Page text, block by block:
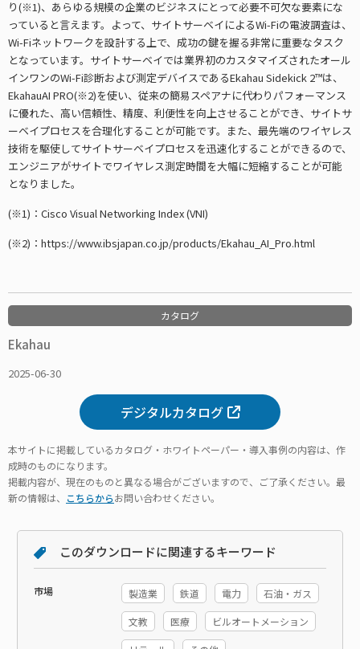
り(※1)、あらゆる規模の企業のビジネスにとって必要不可欠な要素にな
っていると言えます。よって、サイトサーベイによるWi-Fiの電波調査は、
Wi-Fiネットワークを設計する上で、成功の鍵を握る非常に重要なタスク
となっています。サイトサーベイでは業界初のカスタマイズされたオール
インワンのWi-Fi診断および測定デバイスであるEkahau Sidekick 2™は、
EkahauAI PRO(※2)を使い、従来の簡易スペアナに代わりパフォーマンス
に優れた、高い信頼性、精度、利便性を向上させることができ、サイトサ
ーベイプロセスを合理化することが可能です。また、最先端のワイヤレス
技術を駆使してサイトサーベイプロセスを迅速化することができるので、
エンジニアがサイトでワイヤレス測定時間を大幅に短縮することが可能
となりました。
(※1)：Cisco Visual Networking Index (VNI)
(※2)：https://www.ibsjapan.co.jp/products/Ekahau_AI_Pro.html
カタログ
Ekahau
2025-06-30
デジタルカタログ
本サイトに掲載しているカタログ・ホワイトペーパー・導入事例の内容は、作
成時のものになります。
掲載内容が、現在のものと異なる場合がございますので、ご了承ください。最
新の情報は、
こちらからお問い合わせください。
このダウンロードに関連するキーワード
市場 製造業 鉄道 電力 石油・ガス
文教 医療 ビルオートメーション